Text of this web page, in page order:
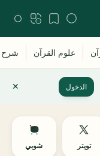
الدخول
تويتر شوبي